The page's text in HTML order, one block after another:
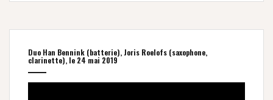
Duo Han Bennink (batterie), Joris Roelofs (saxophone,
clarinette), le 24 mai 2019